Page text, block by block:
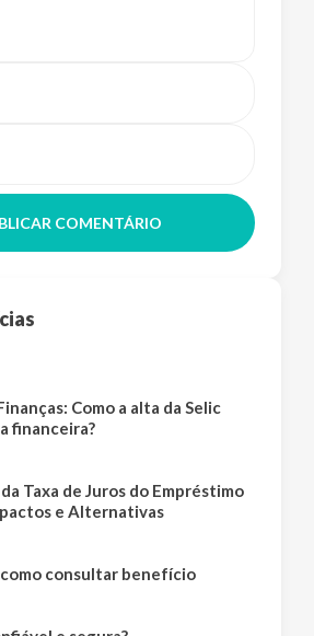
COMENTÁRIO
Como a alta da Selic
financeira?
Taxa de Juros do Empréstimo
e Alternativas
como consultar benefício